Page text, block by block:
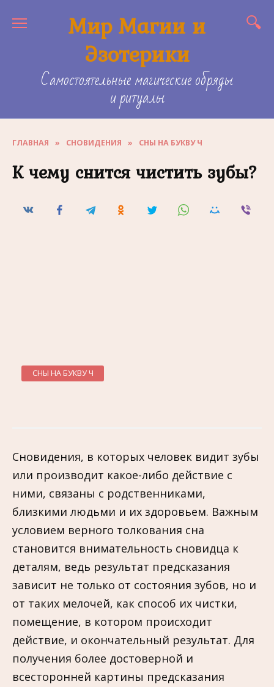
Мир Магии и
Эзотерики
Самостоятельные магические обряды
и ритуалы
ГЛАВНАЯ » СНОВИДЕНИЯ » СНЫ НА БУКВУ Ч
К чему снится чистить зубы?
СНЫ НА БУКВУ Ч
Сновидения, в которых человек видит зубы
или производит какое-либо действие с
ними, связаны с родственниками,
близкими людьми и их здоровьем. Важным
условием верного толкования сна
становится внимательность сновидца к
деталям, ведь результат предсказания
зависит не только от состояния зубов, но и
от таких мелочей, как способ их чистки,
помещение, в котором происходит
действие, и окончательный результат. Для
получения более достоверной и
всесторонней картины предсказания